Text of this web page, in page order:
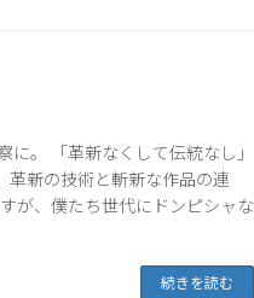
。 「革新なくして伝統なし」
革新の技術と斬新な作品の連
が、僕たち世代にドンピシャな
続きを読む